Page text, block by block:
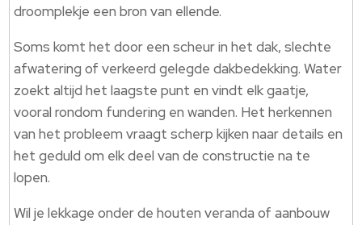
droomplekje een bron van ellende.
Soms komt het door een scheur in het dak, slechte
afwatering of verkeerd gelegde dakbedekking. Water
zoekt altijd het laagste punt en vindt elk gaatje,
vooral rondom fundering en wanden. Het herkennen
van het probleem vraagt scherp kijken naar details en
het geduld om elk deel van de constructie na te
lopen.
Wil je lekkage onder de houten veranda of aanbouw